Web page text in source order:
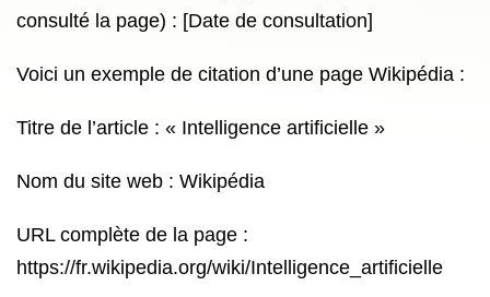
consulté la page) : [Date de consultation]
Voici un exemple de citation d’une page Wikipédia :
Titre de l’article : « Intelligence artificielle »
Nom du site web : Wikipédia
URL complète de la page :
https://fr.wikipedia.org/wiki/Intelligence_artificielle